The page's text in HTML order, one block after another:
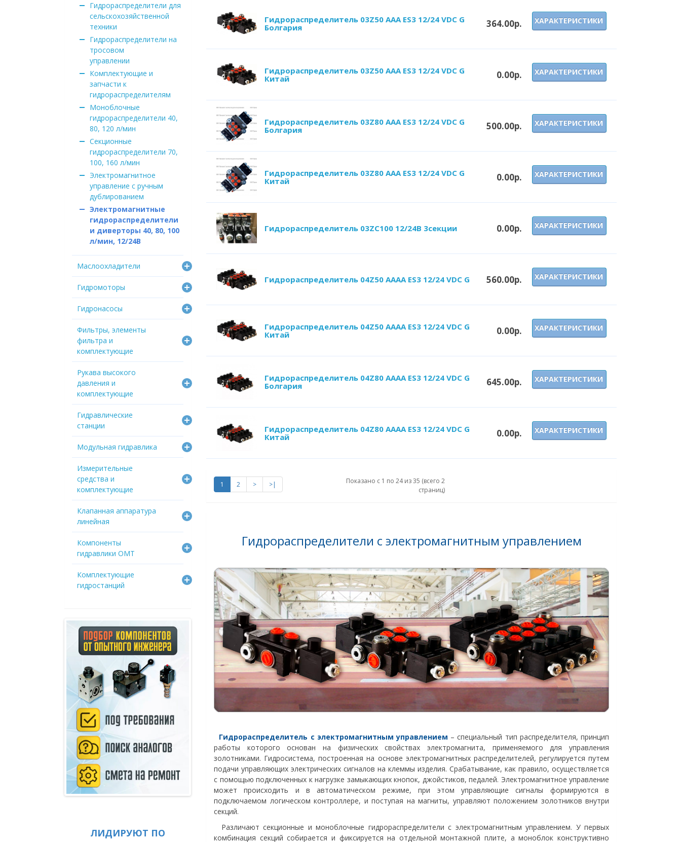
Гидрораспределители для
сельскохозяйственной
техники
Гидрораспределители на
тросовом
управлении
Комплектующие и
запчасти к
гидрораспределителям
Моноблочные
гидрораспределители 40,
80, 120 л/мин
Секционные
гидрораспределители 70,
100, 160 л/мин
Электромагнитное
управление с ручным
дублированием
Электромагнитные
гидрораспределители
и диверторы 40, 80, 100
л/мин, 12/24В
Маслоохладители
Гидромоторы
Гидронасосы
Фильтры, элементы
фильтра и
комплектующие
Рукава высокого
давления и
комплектующие
Гидравлические
станции
Модульная гидравлика
Измерительные
средства и
комплектующие
Клапанная аппаратура
линейная
Компоненты
гидравлики OMT
Комплектующие
гидростанций
ЛИДИРУЮТ ПО
Гидрораспределитель 03Z50 AAA ES3 12/24 VDC G
Болгария
364.00р. ХАРАКТЕРИСТИКИ
Гидрораспределитель 03Z50 AAA ES3 12/24 VDC G
Китай
0.00р. ХАРАКТЕРИСТИКИ
Гидрораспределитель 03Z80 AАA ES3 12/24 VDC G
Болгария
500.00р. ХАРАКТЕРИСТИКИ
Гидрораспределитель 03Z80 AАA ES3 12/24 VDC G
Китай
0.00р. ХАРАКТЕРИСТИКИ
Гидрораспределитель 03ZC100 12/24В 3секции 0.00р. ХАРАКТЕРИСТИКИ
Гидрораспределитель 04Z50 AAAA ES3 12/24 VDC G 560.00р. ХАРАКТЕРИСТИКИ
Гидрораспределитель 04Z50 AAAA ES3 12/24 VDC G
Китай
0.00р. ХАРАКТЕРИСТИКИ
Гидрораспределитель 04Z80 AААA ES3 12/24 VDC G
Болгария
645.00р. ХАРАКТЕРИСТИКИ
Гидрораспределитель 04Z80 AААA ES3 12/24 VDC G
Китай
0.00р. ХАРАКТЕРИСТИКИ
1 2 > >|
Показано с 1 по 24 из 35 (всего 2
страниц)
Гидрораспределители с электромагнитным управлением
Гидрораспределитель с электромагнитным управлением – специальный тип распределителя, принцип
работы которого основан на физических свойствах электромагнита, применяемого для управления
золотниками. Гидросистема, построенная на основе электромагнитных распределителей, регулируется путем
подачи управляющих электрических сигналов на клеммы изделия. Срабатывание, как правило, осуществляется
с помощью подключенных к нагрузке замыкающих кнопок, джойстиков, педалей. Электромагнитное управление
может происходить и в автоматическом режиме, при этом управляющие сигналы формируются в
подключаемом логическом контроллере, и поступая на магниты, управляют положением золотников внутри
секций.
Различают секционные и моноблочные гидрораспределители с электромагнитным управлением. У первых
комбинация секций собирается и фиксируется на отдельной монтажной плите, а моноблок конструктивно